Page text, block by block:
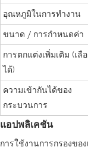
อุณหภูมิในการทำงาน
ขนาด / การกำหนดค่า
การตกแต่งเพิ่มเติม (เลื
ได้)
ความเข้ากันได้ของ
กระบวนการ
แอปพลิเคชัน
การใช้งานการกรองขอ